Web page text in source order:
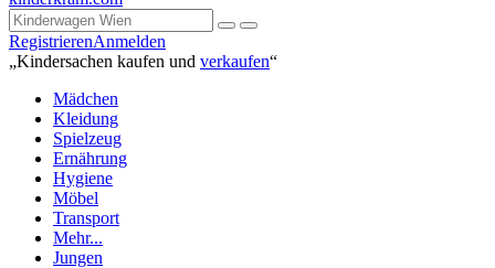
RegistrierenAnmelden
„Kindersachen kaufen und verkaufen“
Mädchen
Kleidung
Spielzeug
Ernährung
Hygiene
Möbel
Transport
Mehr...
Jungen